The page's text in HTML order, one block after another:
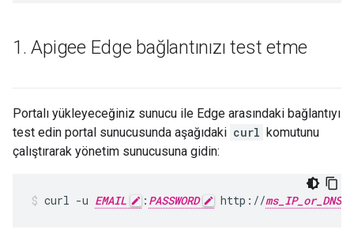
1. Apigee Edge bağlantınızı test etme
Portalı yükleyeceğiniz sunucu ile Edge arasındaki bağlantıyı
test edin portal sunucusunda aşağıdaki curl komutunu
çalıştırarak yönetim sunucusuna gidin:
curl -u EMAIL : PASSWORD http://ms_IP_or_DNS